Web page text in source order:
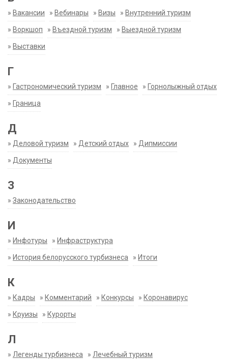
» Вакансии » Вебинары » Визы » Внутренний туризм
» Воркшоп » Въездной туризм » Выездной туризм
» Выставки
Г
» Гастрономический туризм » Главное » Горнолыжный отдых
» Граница
Д
» Деловой туризм » Детский отдых » Дипмиссии
» Документы
З
» Законодательство
И
» Инфотуры » Инфраструктура
» История белорусского турбизнеса » Итоги
К
» Кадры » Комментарий » Конкурсы » Коронавирус
» Круизы » Курорты
Л
» Легенды турбизнеса » Лечебный туризм